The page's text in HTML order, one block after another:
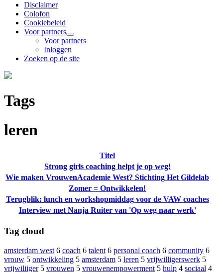
Disclaimer
Colofon
Cookiebeleid
Voor partners
Voor partners
Inloggen
Zoeken op de site
Tags
leren
Titel
Strong girls coaching helpt je op weg!
Wie maken VrouwenAcademie West? Stichting Het Gildelab
Zomer = Ontwikkelen!
Terugblik: lunch en workshopmiddag voor de VAW coaches
Interview met Nanja Ruiter van 'Op weg naar werk'
Tag cloud
amsterdam west 6 coach 6 talent 6 personal coach 6 community 6
vrouw 5 ontwikkeling 5 amsterdam 5 leren 5 vrijwilligerswerk 5
vrijwiliiger 5 vrouwen 5 vrouwenempowerment 5 hulp 4 sociaal 4